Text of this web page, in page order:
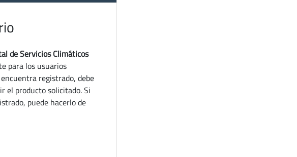
de Servicios Climáticos
para los usuarios
registrado, debe
el producto solicitado. Si
puede hacerlo de